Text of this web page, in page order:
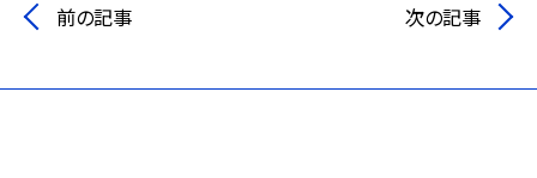
前の記事 次の記事